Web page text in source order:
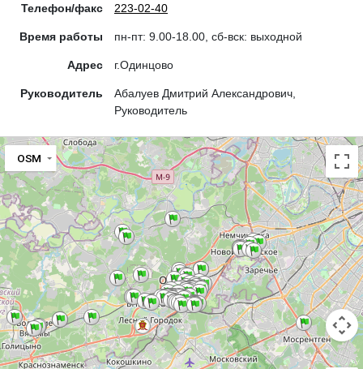
Телефон/факс 223-02-40
Время работы пн-пт: 9.00-18.00, сб-вск: выходной
Адрес г.Одинцово
Руководитель
Абалуев Дмитрий Александрович,
Руководитель
OSM